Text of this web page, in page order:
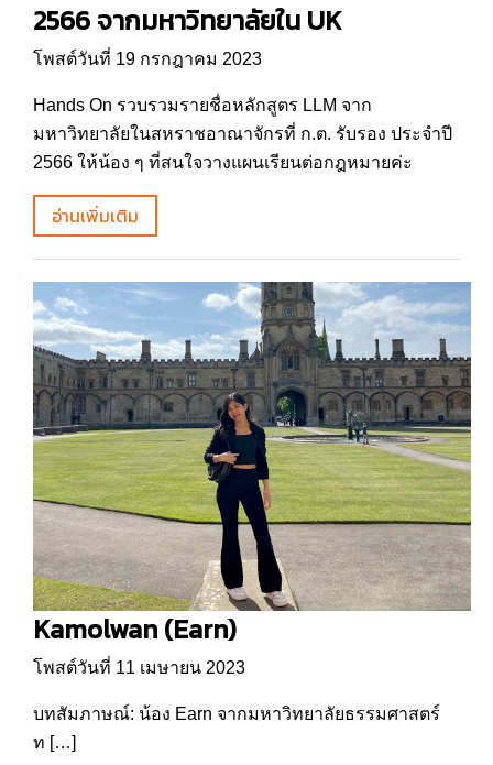
2566 จากมหาวิทยาลัยใน UK
โพสต์วันที่ 19 กรกฎาคม 2023
Hands On รวบรวมรายชื่อหลักสูตร LLM จาก
มหาวิทยาลัยในสหราชอาณาจักรที่ ก.ต. รับรอง ประจำปี
2566 ให้น้อง ๆ ที่สนใจวางแผนเรียนต่อกฎหมายค่ะ
อ่านเพิ่มเติม
Kamolwan (Earn)
โพสต์วันที่ 11 เมษายน 2023
บทสัมภาษณ์: น้อง Earn จากมหาวิทยาลัยธรรมศาสตร์
ท […]